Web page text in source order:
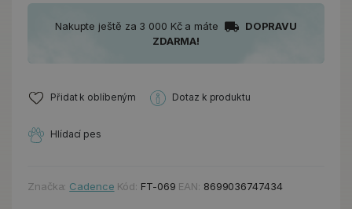
Nakupte ještě za 3 000 Kč a máte
DOPRAVU
ZDARMA!
Přidat k oblíbeným Dotaz k produktu
Hlídací pes
Značka: Cadence Kód: FT-069 EAN: 8699036747434